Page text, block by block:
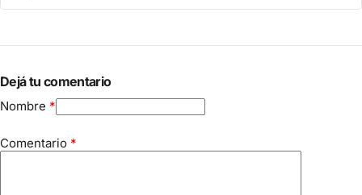
Dejá tu comentario
Nombre *
Comentario *